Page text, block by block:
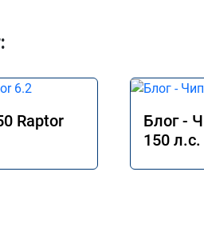
Raptor
Блог -
150 л.с.